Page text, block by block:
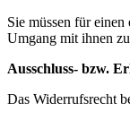
Sie müssen für
Umgang mit ihnen
Ausschluss- bzw.
Das Widerrufsrecht